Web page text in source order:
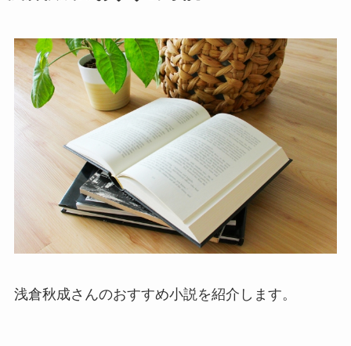
浅倉秋成さんのおすすめ小説を紹介します。